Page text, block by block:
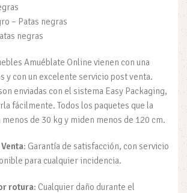
– Patas negras
negras
Amuéblate Online vienen con una
y con un excelente servicio post venta.
enviadas con el sistema Easy Packaging,
fácilmente. Todos los paquetes que la
de 30 kg y miden menos de 120 cm.
: Garantía de satisfacción, con servicio
para cualquier incidencia.
rotura: Cualquier daño durante el